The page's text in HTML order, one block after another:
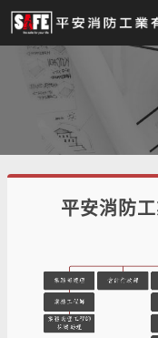
平安消防